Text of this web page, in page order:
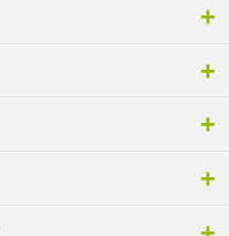
+
+
+
+